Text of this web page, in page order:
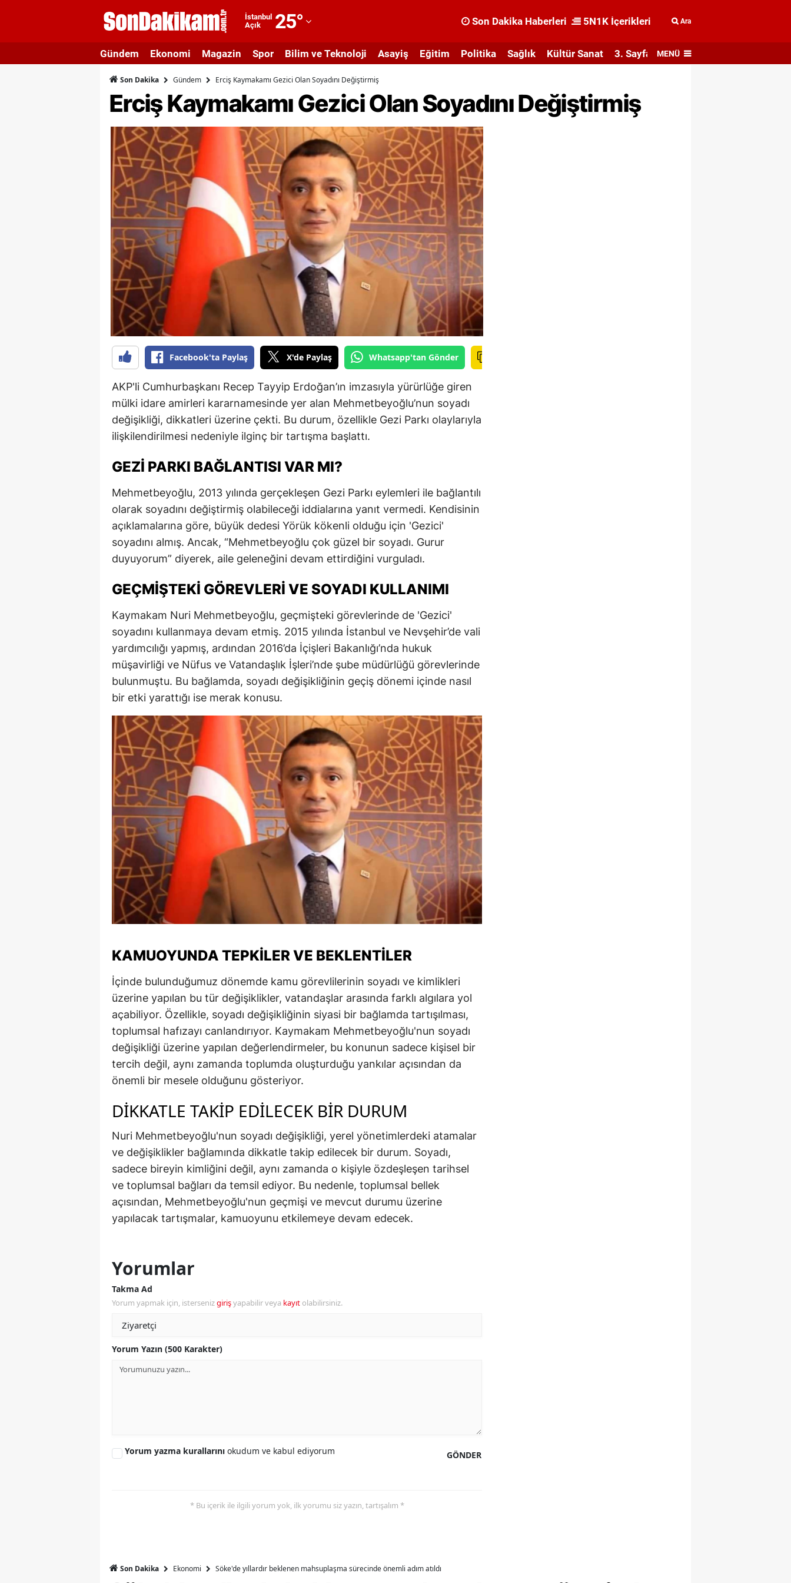
İstanbul
Açık
25°
Adıyaman
Afyonkarahisar
Ağrı
Amasya
Ankara
Antalya
Artvin
Aydın
Balıkesir
Bilecik
Bingöl
Bitlis
Bolu
Burdur
Bursa
Çanakkale
Çankırı
Çorum
Denizli
Diyarbakır
Edirne
Elazığ
Erzincan
Erzurum
Eskişehir
Gaziantep
Giresun
Hakkari
Hatay
Isparta
Mersin
İstanbul
İzmir
Kars
Kastamonu
Kırklareli
Kırşehir
Kocaeli
Konya
Kütahya
Malatya
Mardin
Muğla
Nevşehir
Tunceli
Van
Son Dakika Haberleri 5N1K İçerikleri Ara
Gündem Ekonomi Magazin Spor Bilim ve Teknoloji Asayiş Eğitim Politika Sağlık Kültür Sanat 3. Sayfa MENÜ
Son Dakika Gündem Erciş Kaymakamı Gezici Olan Soyadını Değiştirmiş
Erciş Kaymakamı Gezici Olan Soyadını Değiştirmiş
Facebook'ta Paylaş X'de Paylaş Whatsapp'tan Gönder
AKP'li Cumhurbaşkanı Recep Tayyip Erdoğan’ın imzasıyla yürürlüğe giren
mülki idare amirleri kararnamesinde yer alan Mehmetbeyoğlu’nun soyadı
değişikliği, dikkatleri üzerine çekti. Bu durum, özellikle Gezi Parkı olaylarıyla
ilişkilendirilmesi nedeniyle ilginç bir tartışma başlattı.
GEZI PARKI BAĞLANTISI VAR MI?
Mehmetbeyoğlu, 2013 yılında gerçekleşen Gezi Parkı eylemleri ile bağlantılı
olarak soyadını değiştirmiş olabileceği iddialarına yanıt vermedi. Kendisinin
açıklamalarına göre, büyük dedesi Yörük kökenli olduğu için 'Gezici'
soyadını almış. Ancak, “Mehmetbeyoğlu çok güzel bir soyadı. Gurur
duyuyorum” diyerek, aile geleneğini devam ettirdiğini vurguladı.
GEÇMIŞTEKI GÖREVLERI VE SOYADI KULLANIMI
Kaymakam Nuri Mehmetbeyoğlu, geçmişteki görevlerinde de 'Gezici'
soyadını kullanmaya devam etmiş. 2015 yılında İstanbul ve Nevşehir’de vali
yardımcılığı yapmış, ardından 2016’da İçişleri Bakanlığı’nda hukuk
müşavirliği ve Nüfus ve Vatandaşlık İşleri’nde şube müdürlüğü görevlerinde
bulunmuştu. Bu bağlamda, soyadı değişikliğinin geçiş dönemi içinde nasıl
bir etki yarattığı ise merak konusu.
KAMUOYUNDA TEPKILER VE BEKLENTILER
İçinde bulunduğumuz dönemde kamu görevlilerinin soyadı ve kimlikleri
üzerine yapılan bu tür değişiklikler, vatandaşlar arasında farklı algılara yol
açabiliyor. Özellikle, soyadı değişikliğinin siyasi bir bağlamda tartışılması,
toplumsal hafızayı canlandırıyor. Kaymakam Mehmetbeyoğlu'nun soyadı
değişikliği üzerine yapılan değerlendirmeler, bu konunun sadece kişisel bir
tercih değil, aynı zamanda toplumda oluşturduğu yankılar açısından da
önemli bir mesele olduğunu gösteriyor.
DIKKATLE TAKIP EDILECEK BIR DURUM
Nuri Mehmetbeyoğlu'nun soyadı değişikliği, yerel yönetimlerdeki atamalar
ve değişiklikler bağlamında dikkatle takip edilecek bir durum. Soyadı,
sadece bireyin kimliğini değil, aynı zamanda o kişiyle özdeşleşen tarihsel
ve toplumsal bağları da temsil ediyor. Bu nedenle, toplumsal bellek
açısından, Mehmetbeyoğlu'nun geçmişi ve mevcut durumu üzerine
yapılacak tartışmalar, kamuoyunu etkilemeye devam edecek.
Yorumlar
Takma Ad
Yorum yapmak için, istersenizgirişyapabilir veya kayıt olabilirsiniz.
Yorum Yazın (500 Karakter)
GÖNDER
Yorum yazma kurallarını okudum ve kabul ediyorum
* Bu içerik ile ilgili yorum yok, ilk yorumu siz yazın, tartışalım *
Son Dakika Ekonomi Söke'de yıllardır beklenen mahsuplaşma sürecinde önemli adım atıldı